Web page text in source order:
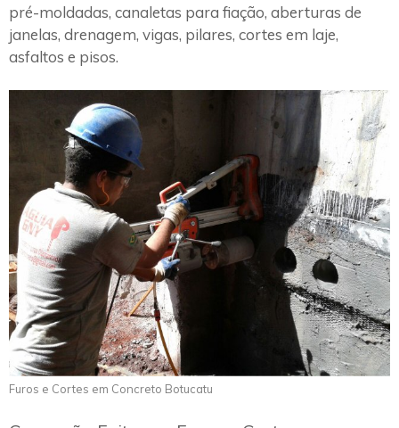
pré-moldadas, canaletas para fiação, aberturas de
janelas, drenagem, vigas, pilares, cortes em laje,
asfaltos e pisos.
Furos e Cortes em Concreto Botucatu